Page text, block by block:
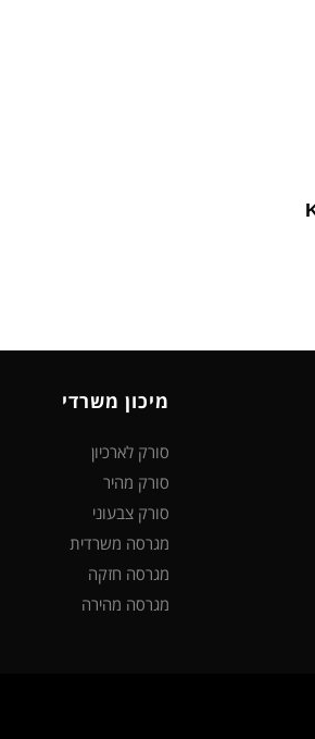
מיכון משרדי
סורק לארכיון
סורק מהיר
סורק צבעוני
מגרסה משרדית
מגרסה חזקה
מגרסה מהירה